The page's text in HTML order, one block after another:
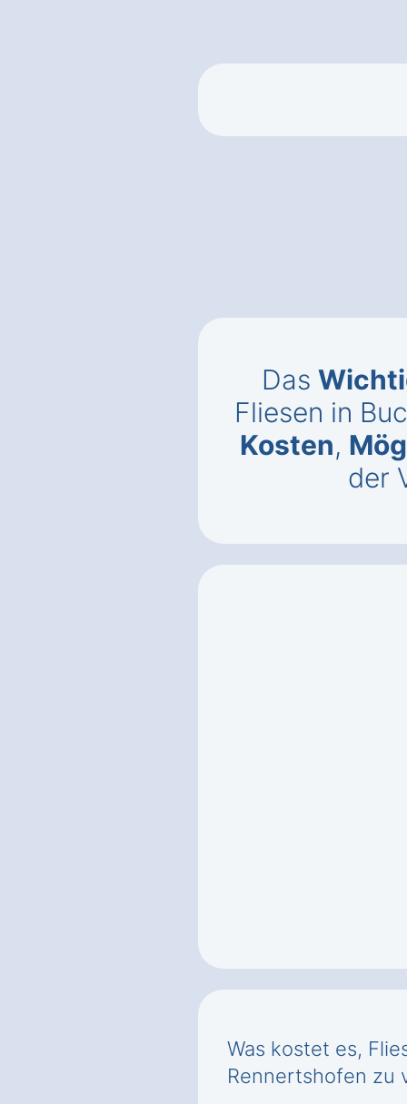
Das
Fliesen in
Kosten,
der
Was kostet es,
Rennertshofen zu